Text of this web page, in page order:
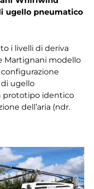
ugello pneumatico
i livelli di deriva
Martignani modello
ugello
prototipo identico
dell’aria (ndr.